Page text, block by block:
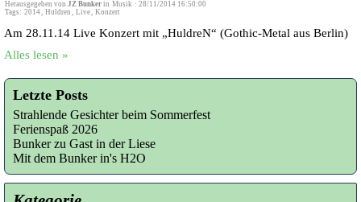
Herausgegeben von JZ Bunker in Musik · 28/11/2014 16:50:00
Tags: 2014, Huldren , Live, Konzert
Am 28.11.14 Live Konzert mit „HuldreN“ (Gothic-Metal aus Berlin)
Alles lesen »
Letzte Posts
Strahlende Gesichter beim Sommerfest
Ferienspaß 2026
Bunker zu Gast in der Liese
Mit dem Bunker in's H2O